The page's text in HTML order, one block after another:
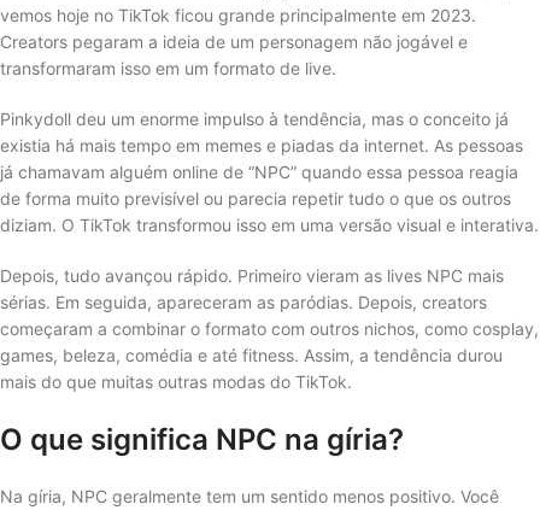
vemos hoje no TikTok ficou grande principalmente em 2023.
Creators pegaram a ideia de um personagem não jogável e
transformaram isso em um formato de live.
Pinkydoll deu um enorme impulso à tendência, mas o conceito já
existia há mais tempo em memes e piadas da internet. As pessoas
já chamavam alguém online de “NPC” quando essa pessoa reagia
de forma muito previsível ou parecia repetir tudo o que os outros
diziam. O TikTok transformou isso em uma versão visual e interativa.
Depois, tudo avançou rápido. Primeiro vieram as lives NPC mais
sérias. Em seguida, apareceram as paródias. Depois, creators
começaram a combinar o formato com outros nichos, como cosplay,
games, beleza, comédia e até fitness. Assim, a tendência durou
mais do que muitas outras modas do TikTok.
O que significa NPC na gíria?
Na gíria, NPC geralmente tem um sentido menos positivo. Você